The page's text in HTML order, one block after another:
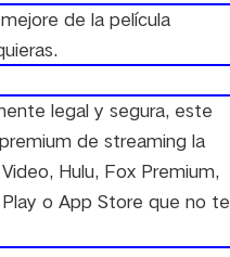
de la película
legal y segura, este
de streaming la
Hulu, Fox Premium,
o App Store que no te